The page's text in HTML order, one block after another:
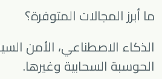
ما أبرز المجالات المتوفرة؟
الذكاء الاصطناعي، الأمن
الحوسبة السحابية وغيرها.